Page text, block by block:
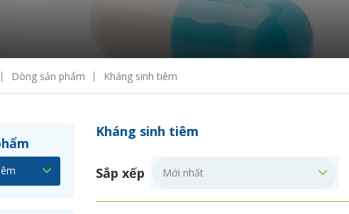
Dòng sản phẩm Kháng sinh tiêm
Kháng sinh tiêm
Sắp xếp